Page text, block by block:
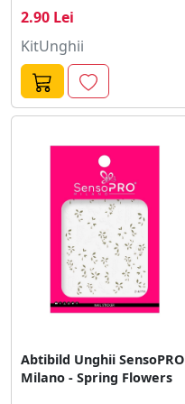
2.90 Lei
KitUnghii
Abtibild Unghii SensoPRO
Milano - Spring Flowers